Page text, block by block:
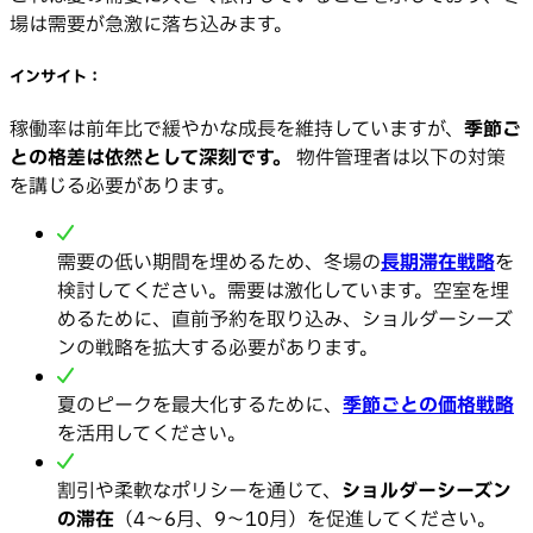
場は需要が急激に落ち込みます。
インサイト：
稼働率は前年比で緩やかな成長を維持していますが、 季節ご
との格差は依然として深刻です。 物件管理者は以下の対策
を講じる必要があります。
需要の低い期間を埋めるため、冬場の長期滞在戦略を
検討してください。需要は激化しています。空室を埋
めるために、直前予約を取り込み、ショルダーシーズ
ンの戦略を拡大する必要があります。
夏のピークを最大化するために、 季節ごとの価格戦略
を活用してください。
割引や柔軟なポリシーを通じて、 ショルダーシーズン
の滞在 （4〜6月、9〜10月）を促進してください。